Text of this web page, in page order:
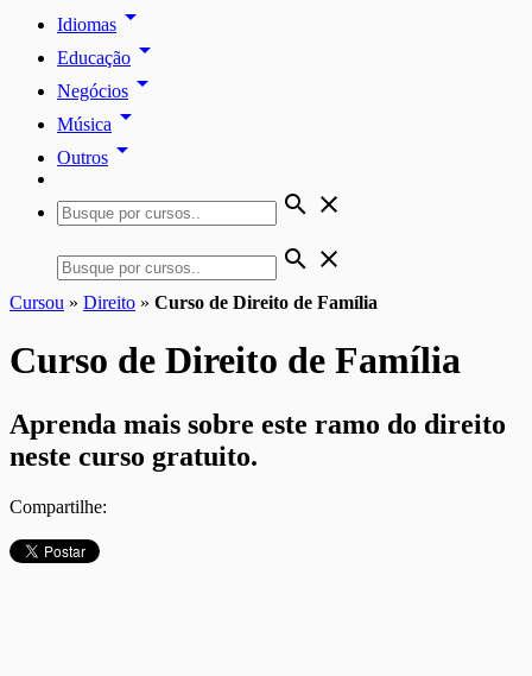
Idiomas arrow_drop_down
Educação arrow_drop_down
Negócios arrow_drop_down
Música arrow_drop_down
Outros arrow_drop_down
search close
search close
Cursou » Direito » Curso de Direito de Família
Curso de Direito de Família
Aprenda mais sobre este ramo do direito
neste curso gratuito.
Compartilhe: